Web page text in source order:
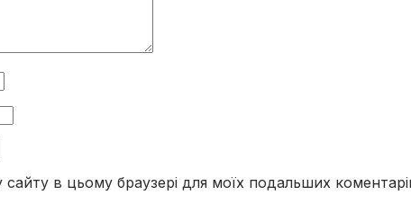
в цьому браузері для моїх подальших